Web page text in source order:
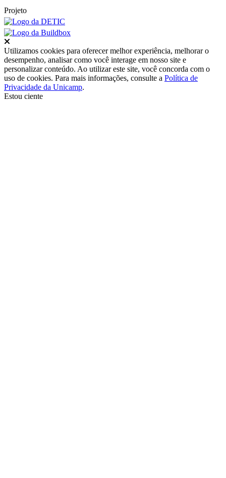
Projeto
Utilizamos cookies para oferecer melhor experiência, melhorar o
desempenho, analisar como você interage em nosso site e
personalizar conteúdo. Ao utilizar este site, você concorda com o
uso de cookies. Para mais informações, consulte a Política de
Privacidade da Unicamp.
Estou ciente